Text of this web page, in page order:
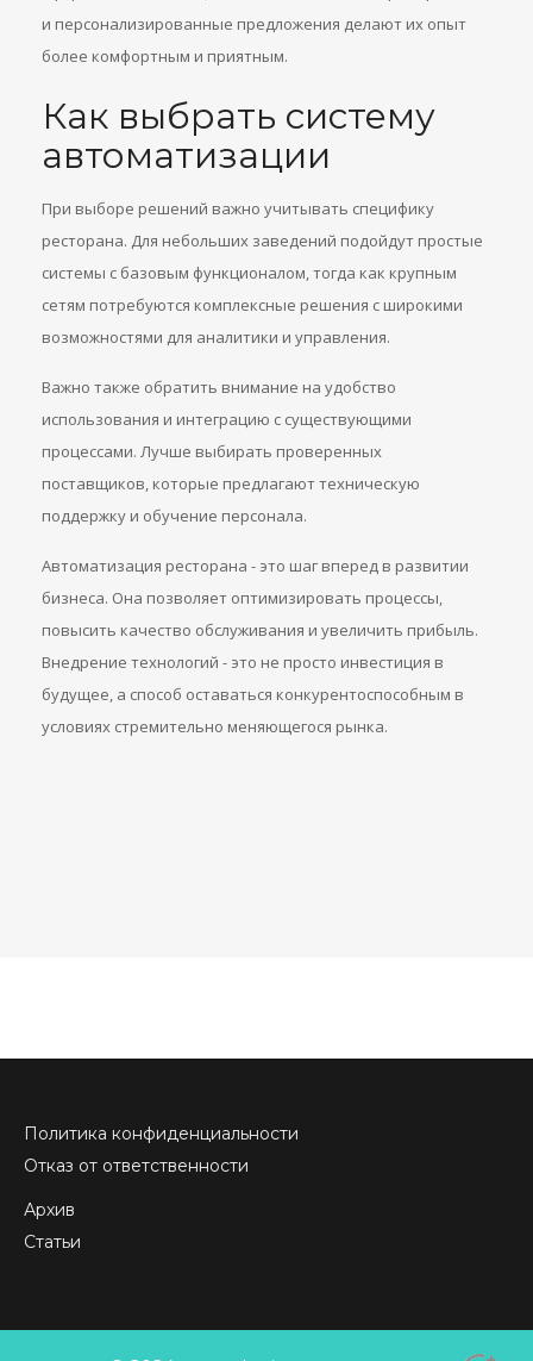
и персонализированные предложения делают их опыт
более комфортным и приятным.
Как выбрать систему
автоматизации
При выборе решений важно учитывать специфику
ресторана. Для небольших заведений подойдут простые
системы с базовым функционалом, тогда как крупным
сетям потребуются комплексные решения с широкими
возможностями для аналитики и управления.
Важно также обратить внимание на удобство
использования и интеграцию с существующими
процессами. Лучше выбирать проверенных
поставщиков, которые предлагают техническую
поддержку и обучение персонала.
Автоматизация ресторана - это шаг вперед в развитии
бизнеса. Она позволяет оптимизировать процессы,
повысить качество обслуживания и увеличить прибыль.
Внедрение технологий - это не просто инвестиция в
будущее, а способ оставаться конкурентоспособным в
условиях стремительно меняющегося рынка.
Политика конфиденциальности
Отказ от ответственности
Архив
Статьи